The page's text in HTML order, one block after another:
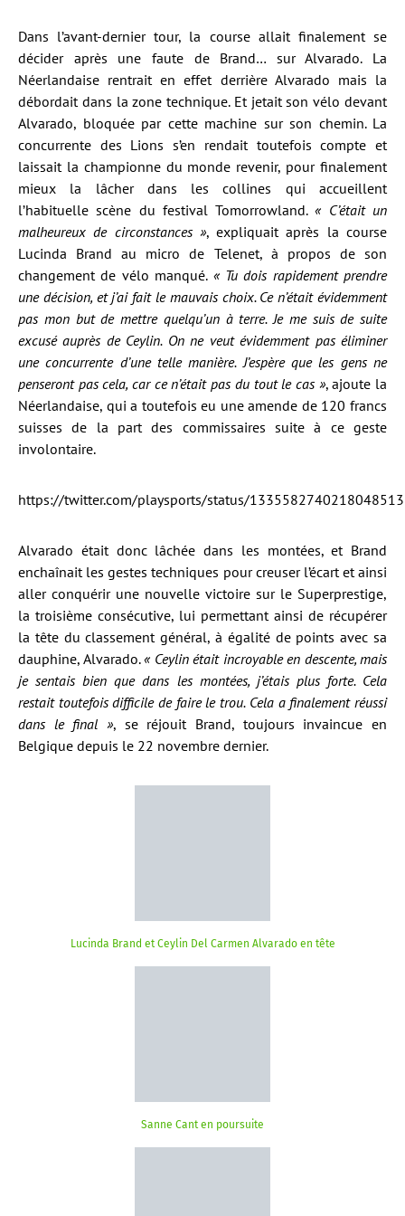
Dans l’avant-dernier tour, la course allait finalement se
décider après une faute de Brand… sur Alvarado. La
Néerlandaise rentrait en effet derrière Alvarado mais la
débordait dans la zone technique. Et jetait son vélo devant
Alvarado, bloquée par cette machine sur son chemin. La
concurrente des Lions s’en rendait toutefois compte et
laissait la championne du monde revenir, pour finalement
mieux la lâcher dans les collines qui accueillent
l’habituelle scène du festival Tomorrowland.« C’était un
malheureux de circonstances », expliquait après la course
Lucinda Brand au micro de Telenet, à propos de son
changement de vélo manqué. « Tu dois rapidement prendre
une décision, et j’ai fait le mauvais choix. Ce n’était évidemment
pas mon but de mettre quelqu’un à terre. Je me suis de suite
excusé auprès de Ceylin. On ne veut évidemment pas éliminer
une concurrente d’une telle manière. J’espère que les gens ne
penseront pas cela, car ce n’était pas du tout le cas », ajoute la
Néerlandaise, qui a toutefois eu une amende de 120 francs
suisses de la part des commissaires suite à ce geste
involontaire.
https://twitter.com/playsports/status/1335582740218048513
Alvarado était donc lâchée dans les montées, et Brand
enchaînait les gestes techniques pour creuser l’écart et ainsi
aller conquérir une nouvelle victoire sur le Superprestige,
la troisième consécutive, lui permettant ainsi de récupérer
la tête du classement général, à égalité de points avec sa
dauphine, Alvarado.« Ceylin était incroyable en descente, mais
je sentais bien que dans les montées, j’étais plus forte. Cela
restait toutefois difficile de faire le trou. Cela a finalement réussi
dans le final », se réjouit Brand, toujours invaincue en
Belgique depuis le 22 novembre dernier.
Lucinda Brand et Ceylin Del Carmen Alvarado en tête
Sanne Cant en poursuite